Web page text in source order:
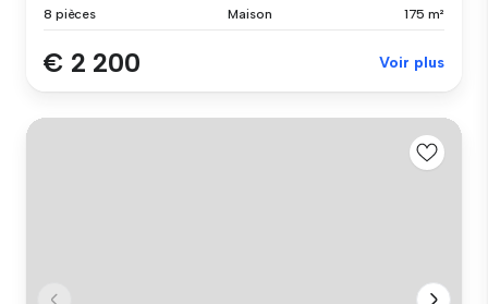
8 pièces Maison 175 m²
€ 2 200 Voir plus